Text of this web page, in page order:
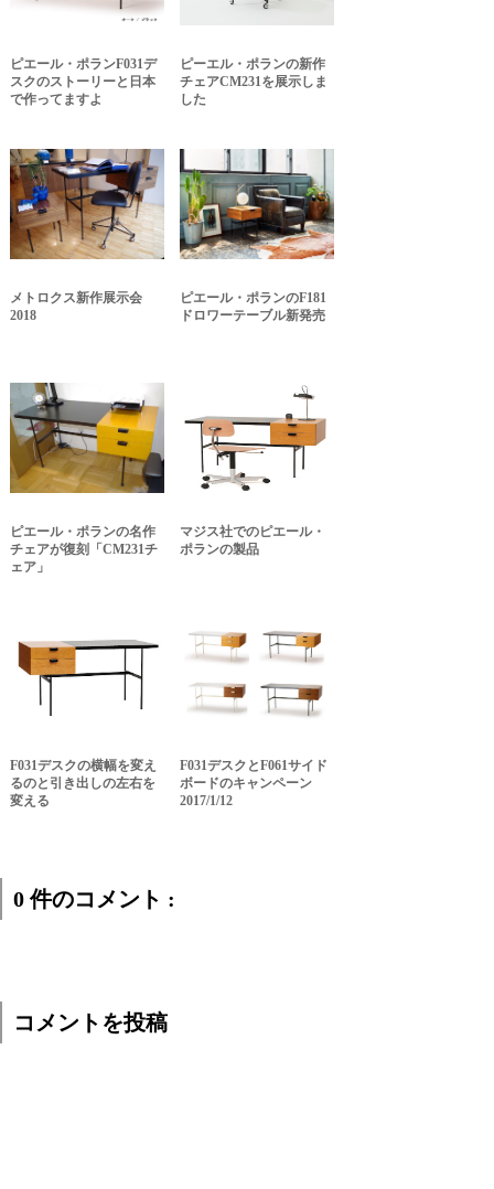
ピエール・ポランF031デ
スクのストーリーと日本
で作ってますよ
ピーエル・ポランの新作
チェアCM231を展示しま
した
メトロクス新作展示会
2018
ピエール・ポランのF181
ドロワーテーブル新発売
ピエール・ポランの名作
チェアが復刻「CM231チ
ェア」
マジス社でのピエール・
ポランの製品
F031デスクの横幅を変え
るのと引き出しの左右を
変える
F031デスクとF061サイド
ボードのキャンペーン
2017/1/12
0 件のコメント :
コメントを投稿